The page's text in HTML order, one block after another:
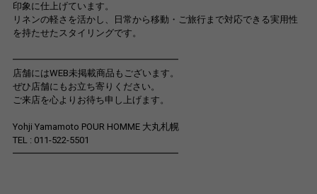
印象に仕上げています。
リネンの軽さを活かし、日常から移動・ご旅行まで対応できる実用性
を持たせたスタイリングです。
━━━━━━━━━━━━━━━━━━
店舗にはWEB未掲載商品もございます。
ぜひ店舗にもお立ち寄りください。
ご来店を心よりお待ち申し上げます。
Yohji Yamamoto POUR HOMME 大丸札幌
TEL : 011-522-5501
━━━━━━━━━━━━━━━━━━